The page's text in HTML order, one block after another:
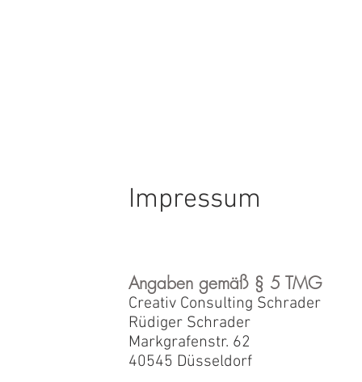
Impressum
Angaben gemäß § 5 TMG
Creativ Consulting Schrader
Rüdiger Schrader
Markgrafenstr. 62
40545 Düsseldorf